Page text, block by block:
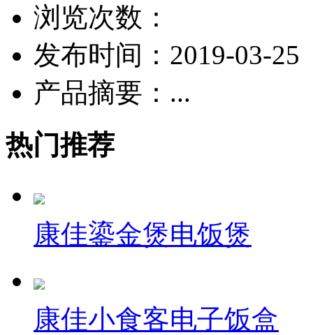
浏览次数：
发布时间：2019-03-25
产品摘要：...
热门推荐
康佳鎏金煲电饭煲
康佳小食客电子饭盒